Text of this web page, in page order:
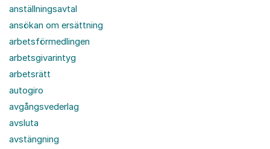
anställningsavtal
ansökan om ersättning
arbetsförmedlingen
arbetsgivarintyg
arbetsrätt
autogiro
avgångsvederlag
avsluta
avstängning